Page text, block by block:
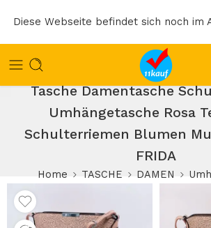
Diese Webseite befindet sich noch im
Tasche Damentasche
Umhängetasche Rosa
Schulterriemen Blumen
FRIDA
Home TASCHE DAMEN